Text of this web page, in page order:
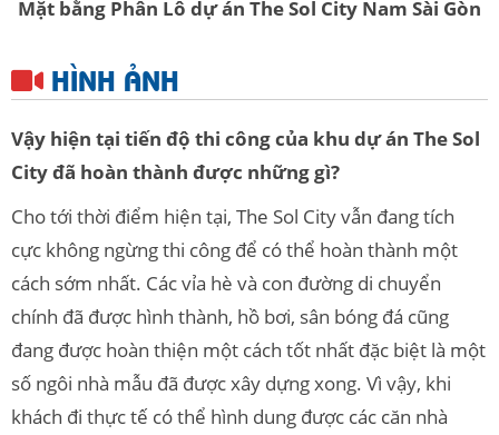
Mặt bằng Phân Lô dự án The Sol City Nam Sài Gòn
HÌNH ẢNH
Vậy hiện tại tiến độ thi công của khu dự án The Sol
City đã hoàn thành được những gì?
Cho tới thời điểm hiện tại, The Sol City vẫn đang tích
cực không ngừng thi công để có thể hoàn thành một
cách sớm nhất. Các vỉa hè và con đường di chuyển
chính đã được hình thành, hồ bơi, sân bóng đá cũng
đang được hoàn thiện một cách tốt nhất đặc biệt là một
số ngôi nhà mẫu đã được xây dựng xong. Vì vậy, khi
khách đi thực tế có thể hình dung được các căn nhà